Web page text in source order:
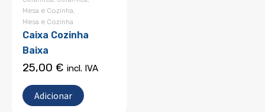
Mesa e Cozinha,
Mesa e Cozinha
Caixa Cozinha
Baixa
25,00 € incl. IVA
Adicionar